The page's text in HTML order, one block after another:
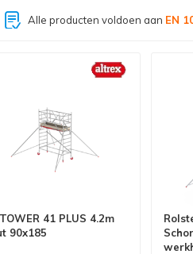
Grootste assortiment
41 PLUS 4.2m
90x185